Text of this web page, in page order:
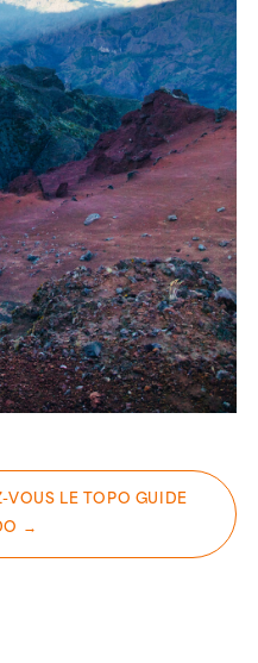
VOUS LE TOPO GUIDE
→